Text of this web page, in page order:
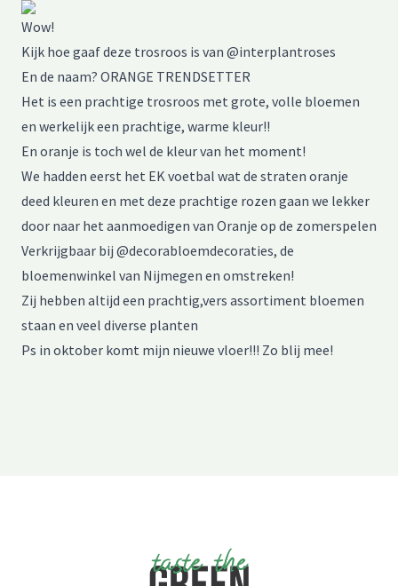
Wow!
Kijk hoe gaaf deze trosroos is van @interplantroses
En de naam? ORANGE TRENDSETTER
Het is een prachtige trosroos met grote, volle bloemen
en werkelijk een prachtige, warme kleur!!
En oranje is toch wel de kleur van het moment!
We hadden eerst het EK voetbal wat de straten oranje
deed kleuren en met deze prachtige rozen gaan we lekker
door naar het aanmoedigen van Oranje op de zomerspelen
Verkrijgbaar bij @decorabloemdecoraties, de
bloemenwinkel van Nijmegen en omstreken!
Zij hebben altijd een prachtig,vers assortiment bloemen
staan en veel diverse planten
Ps in oktober komt mijn nieuwe vloer!!! Zo blij mee!